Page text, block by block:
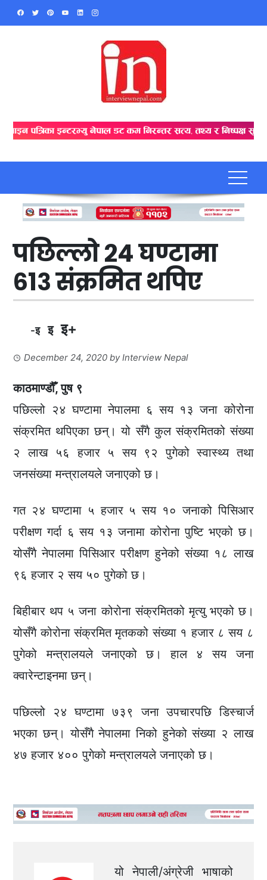
Skip
पछिल्लो २४ घण्टामा
६१३ संक्रमित थपिए
-इ इ इ+
December 24, 2020 byInterview Nepal
काठमाण्डौँ, पुष ९
पछिल्लो २४ घण्टामा नेपालमा ६ सय १३ जना कोरोना
संक्रमित थपिएका छन्। यो सँगै कुल संक्रमितको संख्या
२ लाख ५६ हजार ५ सय ९२ पुगेको स्वास्थ्य तथा
जनसंख्या मन्त्रालयले जनाएको छ।
गत २४ घण्टामा ५ हजार ५ सय १० जनाको पिसिआर
परीक्षण गर्दा ६ सय १३ जनामा कोरोना पुष्टि भएको छ।
योसँगै नेपालमा पिसिआर परीक्षण हुनेको संख्या १८ लाख
९६ हजार २ सय ५० पुगेको छ।
बिहीबार थप ५ जना कोरोना संक्रमितको मृत्यु भएको छ।
योसँगै कोरोना संक्रमित मृतकको संख्या १ हजार ८ सय ८
पुगेको मन्त्रालयले जनाएको छ। हाल ४ सय जना
क्वारेन्टाइनमा छन्।
पछिल्लो २४ घण्टामा ७३९ जना उपचारपछि डिस्चार्ज
भएका छन्। योसँगै नेपालमा निको हुनेको संख्या २ लाख
४७ हजार ४०० पुगेको मन्त्रालयले जनाएको छ।
यो नेपाली/अंग्रेजी भाषाको